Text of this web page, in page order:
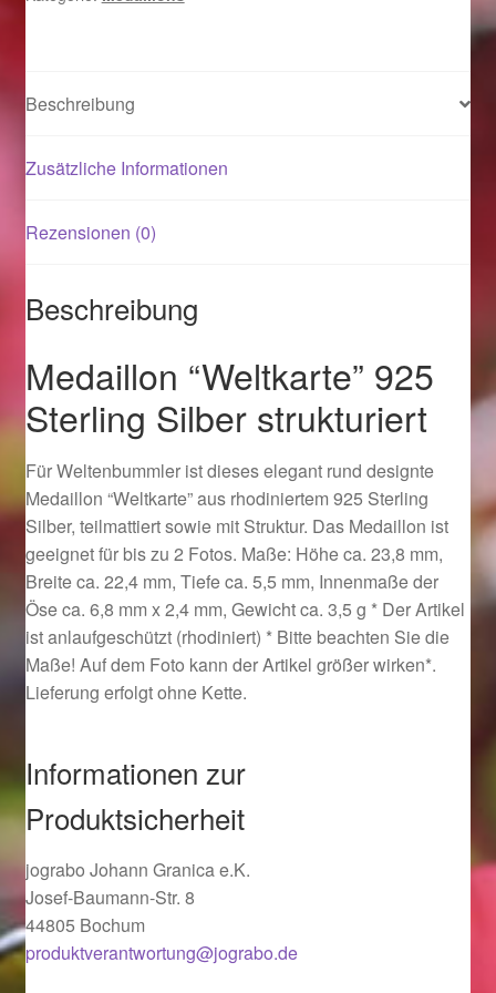
Magisches und Festliches zu Halloween 2022
Mein Konto
Logout
Ostergeschenke finden für Ostern 2017
Ostergeschenke finden für Ostern 2018
Ostergeschenke finden für Ostern 2019
Ostergeschenke finden für Ostern 2020
Ostergeschenke finden für Ostern 2021
Ostergeschenke finden für Ostern 2022
Partner
Shop
Startseite
Startseite
Beschreibung
Zusätzliche Informationen
Rezensionen (0)
Beschreibung
Medaillon “Weltkarte” 925
Sterling Silber strukturiert
Für Weltenbummler ist dieses elegant rund designte
Medaillon “Weltkarte” aus rhodiniertem 925 Sterling
Silber, teilmattiert sowie mit Struktur. Das Medaillon ist
geeignet für bis zu 2 Fotos. Maße: Höhe ca. 23,8 mm,
Breite ca. 22,4 mm, Tiefe ca. 5,5 mm, Innenmaße der
Öse ca. 6,8 mm x 2,4 mm, Gewicht ca. 3,5 g * Der Artikel
ist anlaufgeschützt (rhodiniert) * Bitte beachten Sie die
Maße! Auf dem Foto kann der Artikel größer wirken*.
Lieferung erfolgt ohne Kette.
Informationen zur
Produktsicherheit
jograbo Johann Granica e.K.
Josef-Baumann-Str. 8
44805 Bochum
produktverantwortung@jograbo.de